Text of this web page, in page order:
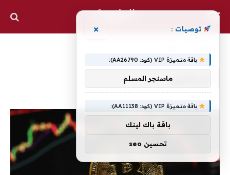
البيتكوين
توصيات : ×
باقة متميزة VIP (كود: AA26790):
ماسنجر المسلم
باقة متميزة VIP (كود: AA11138):
باقة باك لينك
تحسين seo